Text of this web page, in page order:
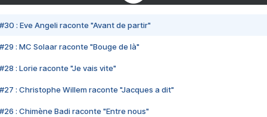
#30 : Eve Angeli raconte "Avant de partir"
#29 : MC Solaar raconte "Bouge de là"
#28 : Lorie raconte "Je vais vite"
#27 : Christophe Willem raconte "Jacques a dit"
#26 : Chimène Badi raconte "Entre nous"